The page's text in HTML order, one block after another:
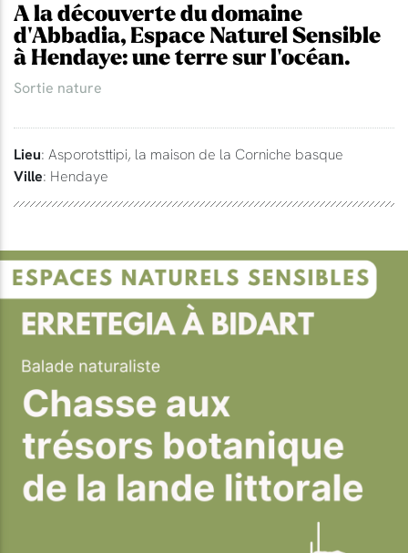
A la découverte du domaine
d'Abbadia, Espace Naturel Sensible
à Hendaye: une terre sur l'océan.
Sortie nature
Lieu: Asporotsttipi, la maison de la Corniche basque
Ville: Hendaye